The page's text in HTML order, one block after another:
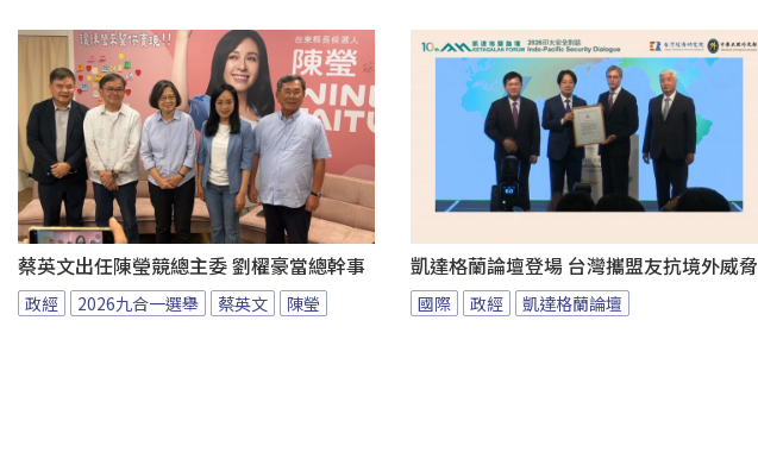
蔡英文出任陳瑩競總主委 劉櫂豪當總幹事
政經 2026九合一選舉 蔡英文 陳瑩
凱達格蘭論壇登場 台灣攜盟友抗境外威脅
國際 政經 凱達格蘭論壇